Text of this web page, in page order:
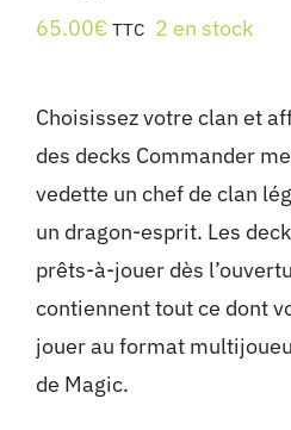
65.00€ TTC 2 en stock
Choisissez votre clan et
des decks Commander
vedette un chef de clan
un dragon-esprit. Les
prêts-à-jouer dès
contiennent tout ce dont
jouer au format
de Magic.